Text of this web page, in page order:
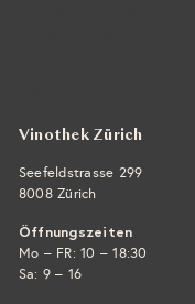
Vinothek Zürich
Seefeldstrasse 299
8008 Zürich
Öffnungszeiten
Mo – FR: 10 – 18:30
Sa: 9 – 16